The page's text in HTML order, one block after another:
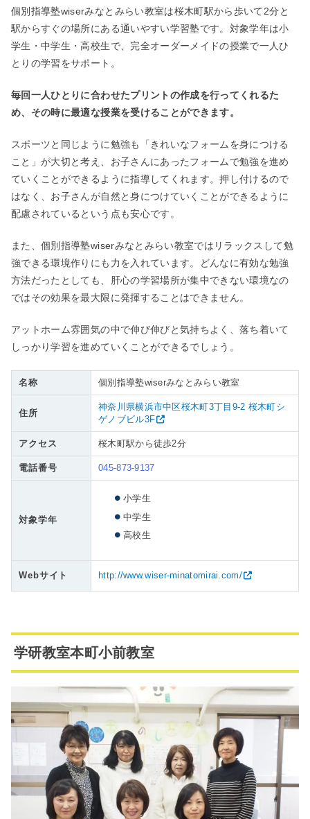
個別指導塾wiserみなとみらい教室は桜木町駅から歩いて2分と
駅からすぐの場所にある通いやすい学習塾です。対象学年は小
学生・中学生・高校生で、完全オーダーメイドの授業で一人ひ
とりの学習をサポート。
毎回一人ひとりに合わせたプリントの作成を行ってくれるた
め、その時に最適な授業を受けることができます。
スポーツと同じように勉強も「きれいなフォームを身につける
こと」が大切と考え、お子さんにあったフォームで勉強を進め
ていくことができるように指導してくれます。押し付けるので
はなく、お子さんが自然と身につけていくことができるように
配慮されているという点も安心です。
また、個別指導塾wiserみなとみらい教室ではリラックスして勉
強できる環境作りにも力を入れています。どんなに有効な勉強
方法だったとしても、肝心の学習場所が集中できない環境なの
ではその効果を最大限に発揮することはできません。
アットホーム雰囲気の中で伸び伸びと気持ちよく、落ち着いて
しっかり学習を進めていくことができるでしょう。
名称 個別指導塾wiserみなとみらい教室
住所
神奈川県横浜市中区桜木町3丁目9-2 桜木町シ
ゲノブビル3F
アクセス 桜木町駅から徒歩2分
電話番号 045-873-9137
対象学年
小学生
中学生
高校生
Webサイト http://www.wiser-minatomirai.com/
学研教室本町小前教室